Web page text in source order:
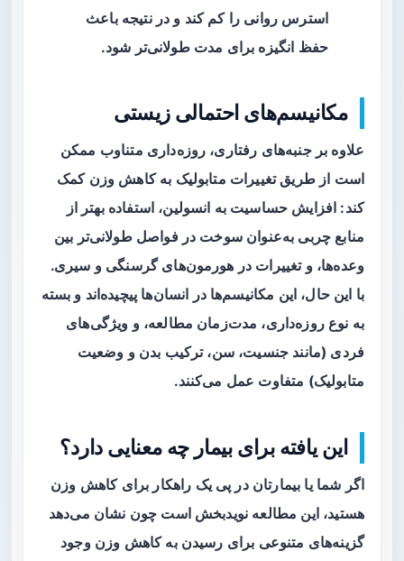
استرس روانی را کم کند و در نتیجه باعث
حفظ انگیزه برای مدت طولانی‌تر شود.
مکانیسم‌های احتمالی زیستی
علاوه بر جنبه‌های رفتاری، روزه‌داری متناوب ممکن
است از طریق تغییرات متابولیک به کاهش وزن کمک
کند: افزایش حساسیت به انسولین، استفاده بهتر از
منابع چربی به‌عنوان سوخت در فواصل طولانی‌تر بین
وعده‌ها، و تغییرات در هورمون‌های گرسنگی و سیری.
با این حال، این مکانیسم‌ها در انسان‌ها پیچیده‌اند و بسته
به نوع روزه‌داری، مدت‌زمان مطالعه، و ویژگی‌های
فردی (مانند جنسیت، سن، ترکیب بدن و وضعیت
متابولیک) متفاوت عمل می‌کنند.
این یافته برای بیمار چه معنایی دارد؟
اگر شما یا بیمارتان در پی یک راهکار برای کاهش وزن
هستید، این مطالعه نویدبخش است چون نشان می‌دهد
گزینه‌های متنوعی برای رسیدن به کاهش وزن وجود